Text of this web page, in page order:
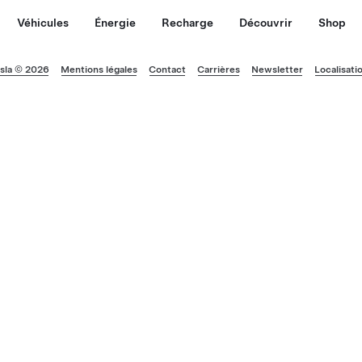
Véhicules Énergie Recharge Découvrir Shop
© 2026 Mentions légales Contact Carrières Newsletter